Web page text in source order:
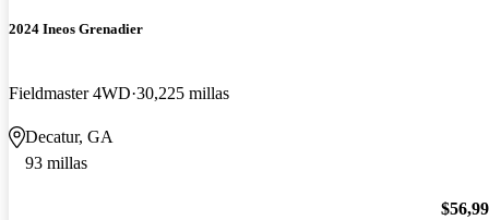
2024 Ineos Grenadier
Fieldmaster 4WD 30,225 millas
Decatur, GA
93 millas